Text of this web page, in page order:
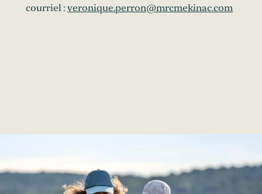
courriel : veronique.perron@mrcmekinac.com